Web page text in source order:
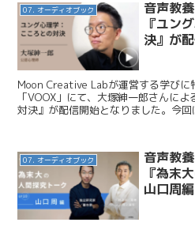
07. オーディオブック
音声教
『ユン
決』が
Moon Creative Labが運営する学びに
「VOOX」にて、大塚紳一郎さんに
対決』が配信開始となりました。今
07. オーディオブック
音声教
『為末
山口周